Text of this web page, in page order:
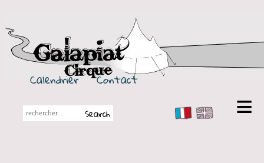
Galapiat Cirque
Calendrier
Contact
FR EN